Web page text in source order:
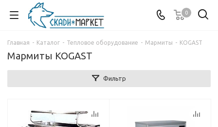
0
Главная - Каталог - Тепловое оборудование - Мармиты - KOGAST
Мармиты KOGAST
Фильтр